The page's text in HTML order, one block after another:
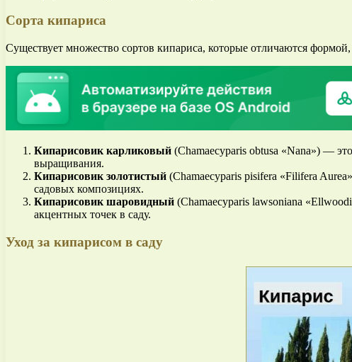
Сорта кипариса
Существует множество сортов кипариса, которые отличаются
Кипарисовик карликовый (Chamaecyparis obtusa «Nana») —
выращивания.
Кипарисовик золотистый (Chamaecyparis pisifera «Filifera
садовых композициях.
Кипарисовик шаровидный (Chamaecyparis lawsoniana
акцентных точек в саду.
Уход за кипарисом в саду